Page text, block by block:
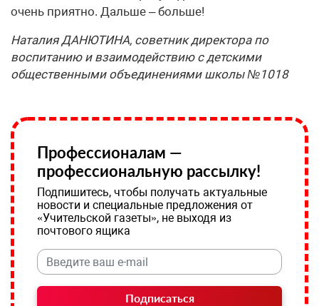
очень приятно. Дальше – больше!
Наталия ДАНЮТИНА, советник директора по
воспитанию и взаимодействию с детскими
общественными объединениями школы №1018
Профессионалам —
профессиональную рассылку!
Подпишитесь, чтобы получать актуальные
новости и специальные предложения от
«Учительской газеты», не выходя из
почтового ящика
Подписаться